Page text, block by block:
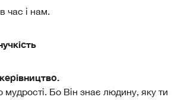
час і нам.
Бо Він знає людину, яку ти